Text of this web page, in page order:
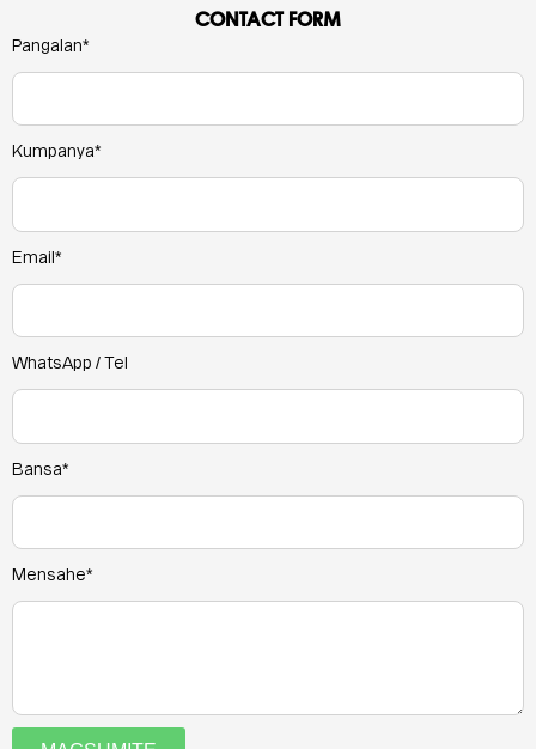
CONTACT FORM
Pangalan*
Kumpanya*
Email*
WhatsApp / Tel
Bansa*
Mensahe*